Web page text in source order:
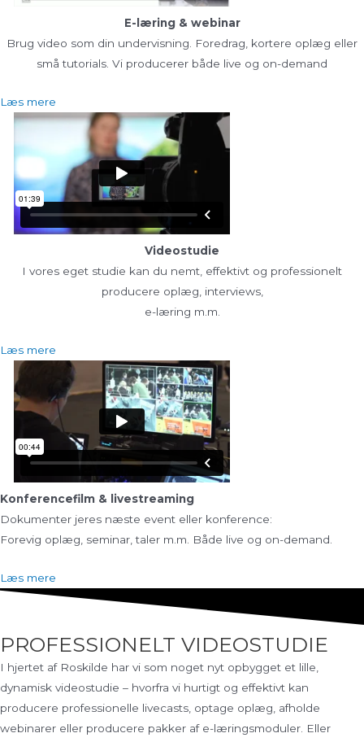
E-læring & webinar
Brug video som din undervisning. Foredrag, kortere oplæg eller
små tutorials. Vi producerer både live og on-demand
Læs mere
Videostudie
I vores eget studie kan du nemt, effektivt og professionelt
producere oplæg, interviews,
e-læring m.m.
Læs mere
Konferencefilm & livestreaming
Dokumenter jeres næste event eller konference:
Forevig oplæg, seminar, taler m.m. Både live og on-demand.
Læs mere
PROFESSIONELT VIDEOSTUDIE
I hjertet af Roskilde har vi som noget nyt opbygget et lille,
dynamisk videostudie – hvorfra vi hurtigt og effektivt kan
producere professionelle livecasts, optage oplæg, afholde
webinarer eller producere pakker af e-læringsmoduler. Eller